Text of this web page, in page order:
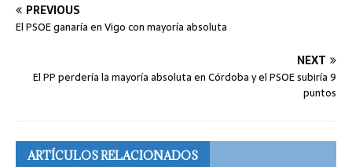
PREVIOUS
El PSOE ganaría en Vigo con mayoría absoluta
NEXT
El PP perdería la mayoría absoluta en Córdoba y el PSOE subiría 9
puntos
ARTÍCULOS RELACIONADOS